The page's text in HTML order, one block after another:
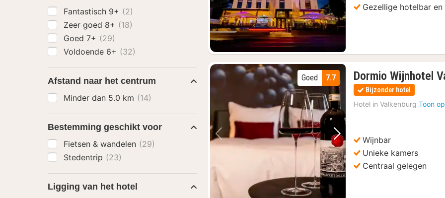
Gezellige hotelbar
Vorige foto Volgende foto
7.7
Goed Dormio Wijnhotel
Bijzonder hotel
Hotel in Valkenburg Toon
Wijnbar
Unieke kamers
Centraal gelegen
Fantastisch 9+ (2)
Zeer goed 8+ (18)
Goed 7+ (29)
Voldoende 6+ (32)
Afstand naar het centrum
Minder dan 5.0 km (14)
Bestemming geschikt voor
Fietsen & wandelen (29)
Stedentrip (23)
Ligging van het hotel